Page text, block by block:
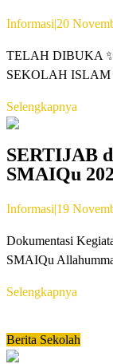
Informasi|20
TELAH DIBUKA
SEKOLAH
Selengkapnya
SERTIJAB
SMAIQu
Informasi|19
Dokumentasi
SMAIQu
Selengkapnya
Berita Sekolah